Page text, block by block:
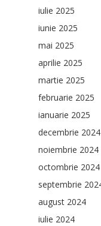
iulie 2025
iunie 2025
mai 2025
aprilie 2025
martie 2025
februarie 2025
ianuarie 2025
decembrie 2024
noiembrie 2024
octombrie 2024
septembrie
august 2024
iulie 2024